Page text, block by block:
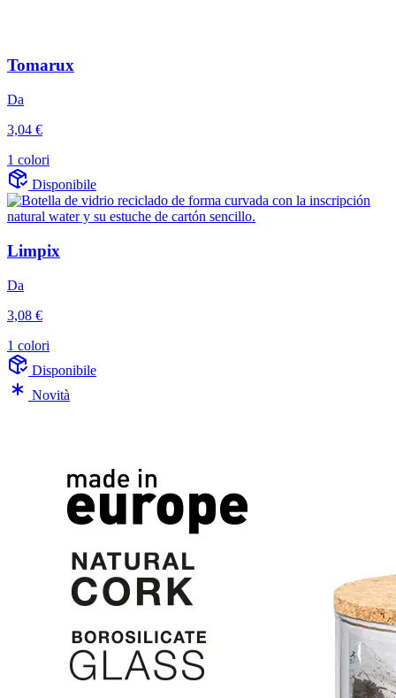
Tomarux
Da
3,04 €
1 colori
Disponibile
Limpix
Da
3,08 €
1 colori
Disponibile
Novità